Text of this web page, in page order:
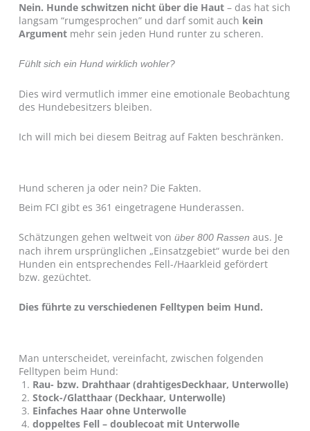
Nein. Hunde schwitzen nicht über die Haut– das hat sich
langsam “rumgesprochen” und darf somit auch kein
Argument mehr sein jeden Hund runter zu scheren.
Fühlt sich ein Hund wirklich wohler?
Dies wird vermutlich immer eine emotionale Beobachtung
des Hundebesitzers bleiben.
Ich will mich bei diesem Beitrag auf Fakten beschränken.
Hund scheren ja oder nein? Die Fakten.
Beim FCI gibt es 361 eingetragene Hunderassen.
Schätzungen gehen weltweit vonüber 800 Rassen aus. Je
nach ihrem ursprünglichen „Einsatzgebiet“ wurde bei den
Hunden ein entsprechendes Fell-/Haarkleid gefördert
bzw. gezüchtet.
Dies führte zu verschiedenen Felltypen beim Hund.
Man unterscheidet, vereinfacht, zwischen folgenden
Felltypen beim Hund:
Rau- bzw. Drahthaar (drahtigesDeckhaar, Unterwolle)
Stock-/Glatthaar (Deckhaar, Unterwolle)
Einfaches Haar ohne Unterwolle
doppeltes Fell – doublecoat mit Unterwolle